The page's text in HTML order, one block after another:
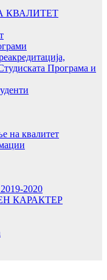
КВАЛИТЕТ
Програма и
на квалитет
2020
КАРАКТЕР